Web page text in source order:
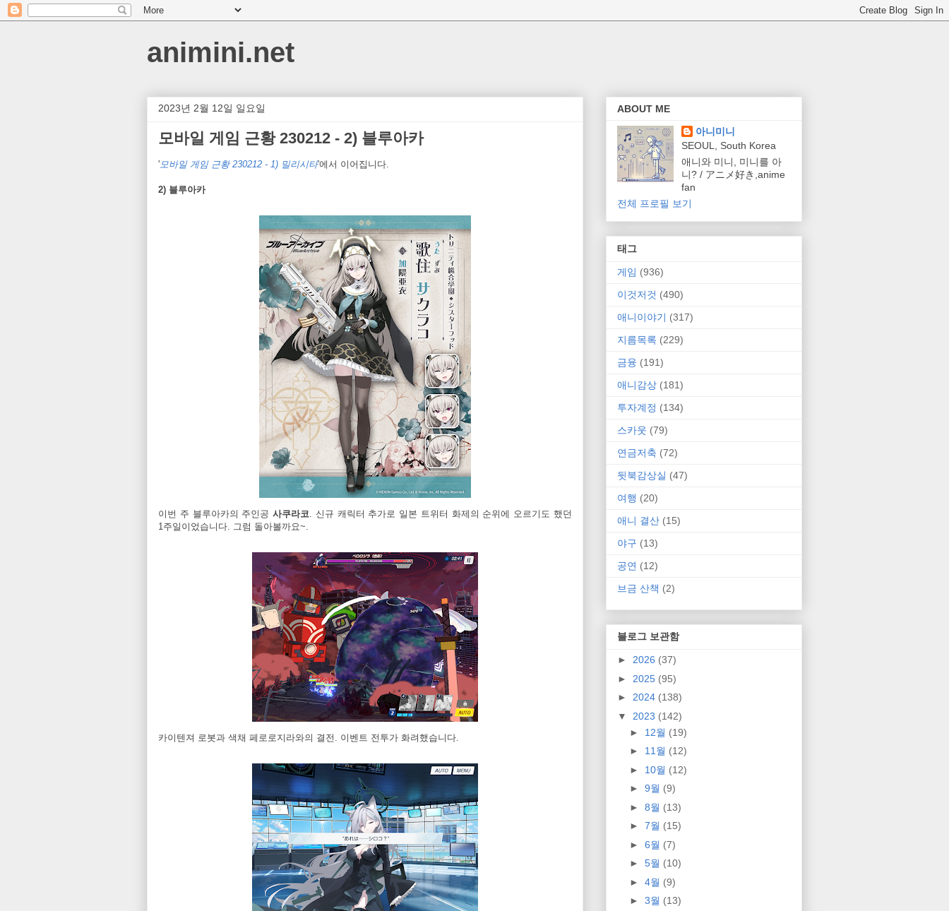
animini.net
2023년 2월 12일 일요일
모바일 게임 근황 230212 - 2) 블루아카
'모바일 게임 근황 230212 - 1) 밀리시타'에서 이어집니다.
2) 블루아카
이번 주 블루아카의 주인공 사쿠라코. 신규 캐릭터 추가로 일본 트위터 화제의 순위에 오르기도 했던
1주일이었습니다. 그럼 돌아볼까요~.
카이텐져 로봇과 색채 페로로지라와의 결전. 이벤트 전투가 화려했습니다.
ABOUT ME
아니미니
SEOUL, South Korea
애니와 미니, 미니를 아
니? / アニメ好き,anime
fan
전체 프로필 보기
태그
게임 (936)
이것저것 (490)
애니이야기 (317)
지름목록 (229)
금융 (191)
애니감상 (181)
투자계정 (134)
스카웃 (79)
연금저축 (72)
뒷북감상실 (47)
여행 (20)
애니 결산 (15)
야구 (13)
공연 (12)
브금 산책 (2)
블로그 보관함
► 2026 (37)
► 2025 (95)
► 2024 (138)
▼ 2023 (142)
► 12월 (19)
► 11월 (12)
► 10월 (12)
► 9월 (9)
► 8월 (13)
► 7월 (15)
► 6월 (7)
► 5월 (10)
► 4월 (9)
► 3월 (13)